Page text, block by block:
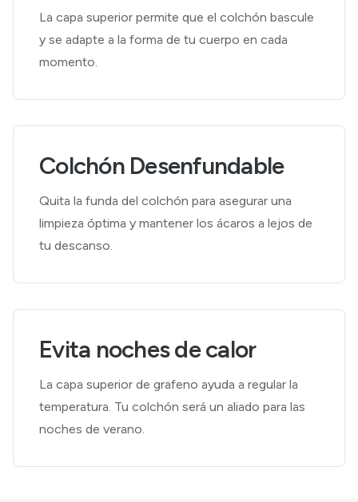
La capa superior permite que el colchón bascule
y se adapte a la forma de tu cuerpo en cada
momento.
Colchón Desenfundable
Quita la funda del colchón para asegurar una
limpieza óptima y mantener los ácaros a lejos de
tu descanso.
Evita noches de calor
La capa superior de grafeno ayuda a regular la
temperatura. Tu colchón será un aliado para las
noches de verano.